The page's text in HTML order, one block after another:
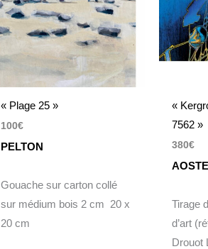
« Plage 25 »
100€
PELTON
Gouache sur carton collé
sur médium bois 2 cm 20 x
20 cm
«
7562 »
380€
Tirage
d’art
Drouot